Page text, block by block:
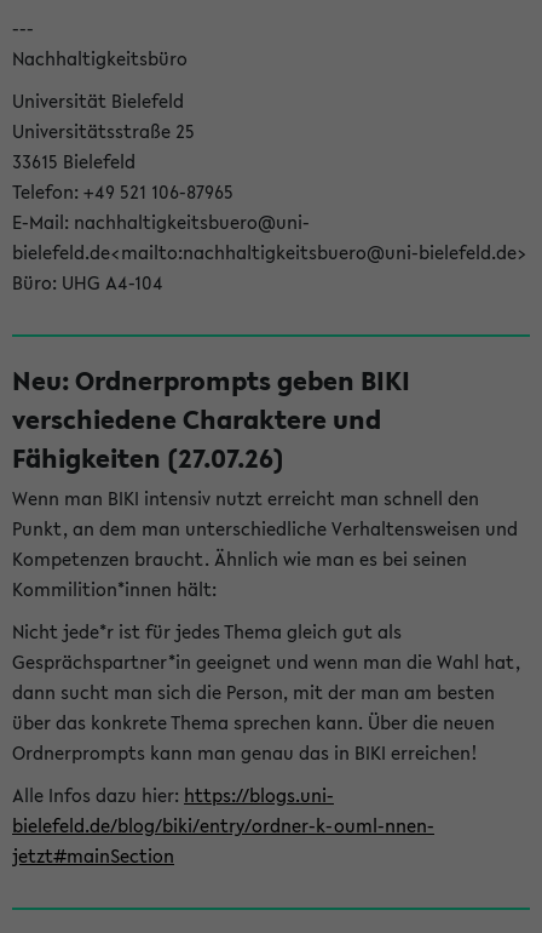
---
Nachhaltigkeitsbüro
Universität Bielefeld
Universitätsstraße 25
33615 Bielefeld
Telefon: +49 521 106-87965
E-Mail: nachhaltigkeitsbuero@uni-
bielefeld.de<mailto:nachhaltigkeitsbuero@uni-bielefeld.de>
Büro: UHG A4-104
Neu: Ordnerprompts geben BIKI
verschiedene Charaktere und
Fähigkeiten (27.07.26)
Wenn man BIKI intensiv nutzt erreicht man schnell den
Punkt, an dem man unterschiedliche Verhaltensweisen und
Kompetenzen braucht. Ähnlich wie man es bei seinen
Kommilition*innen hält:
Nicht jede*r ist für jedes Thema gleich gut als
Gesprächspartner*in geeignet und wenn man die Wahl hat,
dann sucht man sich die Person, mit der man am besten
über das konkrete Thema sprechen kann. Über die neuen
Ordnerprompts kann man genau das in BIKI erreichen!
Alle Infos dazu hier: https://blogs.uni-
bielefeld.de/blog/biki/entry/ordner-k-ouml-nnen-
jetzt#mainSection